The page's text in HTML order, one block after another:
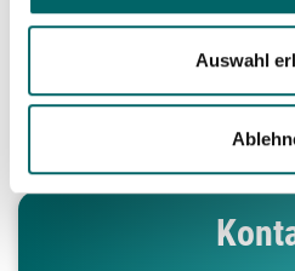
Auswahl
perfekte Angebot für Euch!
Anfrage-